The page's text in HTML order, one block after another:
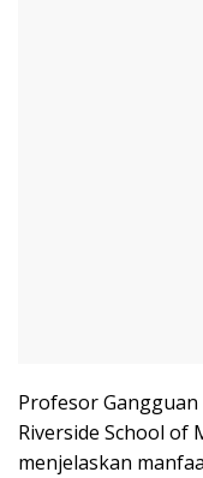
Profesor
Riverside School of
menjelaskan